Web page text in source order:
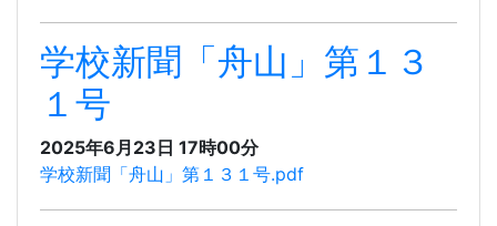
学校新聞「舟山」第１３
１号
2025年6月23日 17時00分
学校新聞「舟山」第１３１号.pdf